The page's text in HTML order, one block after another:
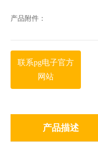
产品附件：
联系pg电子官方
网站
产品描述